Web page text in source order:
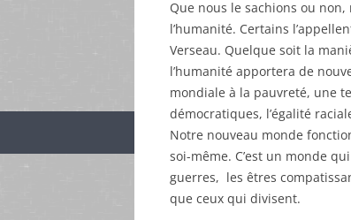
Que nous le sachions ou
l’humanité. Certains
Verseau. Quelque soit la
l’humanité apportera de
mondiale à la pauvreté, une
démocratiques, l’égalité
Notre nouveau monde
soi-même. C’est un monde
guerres, les êtres
que ceux qui divisent.